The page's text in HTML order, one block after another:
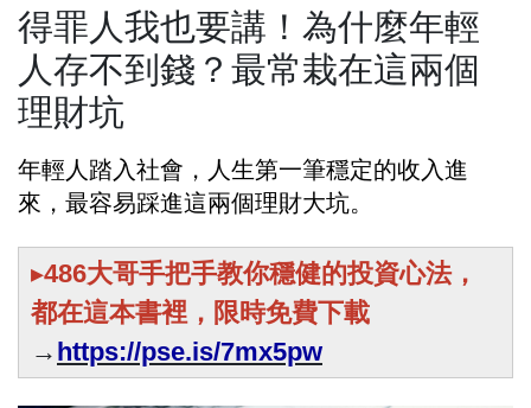
得罪人我也要講！為什麼年輕
人存不到錢？最常栽在這兩個
理財坑
年輕人踏入社會，人生第一筆穩定的收入進
來，最容易踩進這兩個理財大坑。
▸486大哥手把手教你穩健的投資心法，
都在這本書裡，限時免費下載
→ https://pse.is/7mx5pw